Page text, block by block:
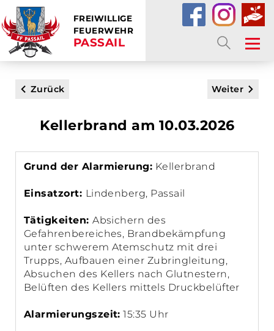
FREIWILLIGE
FEUERWEHR
PASSAIL
Zurück Weiter
Kellerbrand am 10.03.2026
Grund der Alarmierung: Kellerbrand
Einsatzort: Lindenberg, Passail
Tätigkeiten:Absichern des
Gefahrenbereiches, Brandbekämpfung
unter schwerem Atemschutz mit drei
Trupps, Aufbauen einer Zubringleitung,
Absuchen des Kellers nach Glutnestern,
Belüften des Kellers mittels Druckbelüfter
Alarmierungszeit: 15:35 Uhr